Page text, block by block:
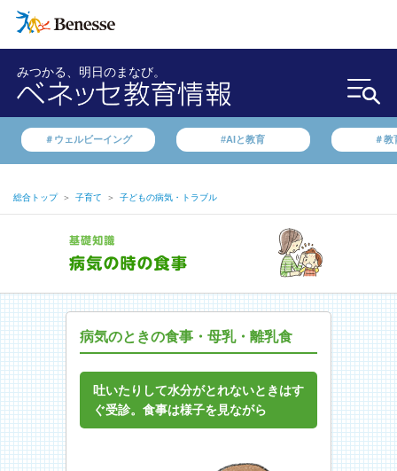
みつかる、明日のまなび。
＃ウェルビーイング #AIと教育 ＃教
総合トップ ＞ 子育て ＞ 子どもの病気・トラブル
病気のときの食事・母乳・離乳食
吐いたりして水分がとれないときはす
ぐ受診。食事は様子を見ながら